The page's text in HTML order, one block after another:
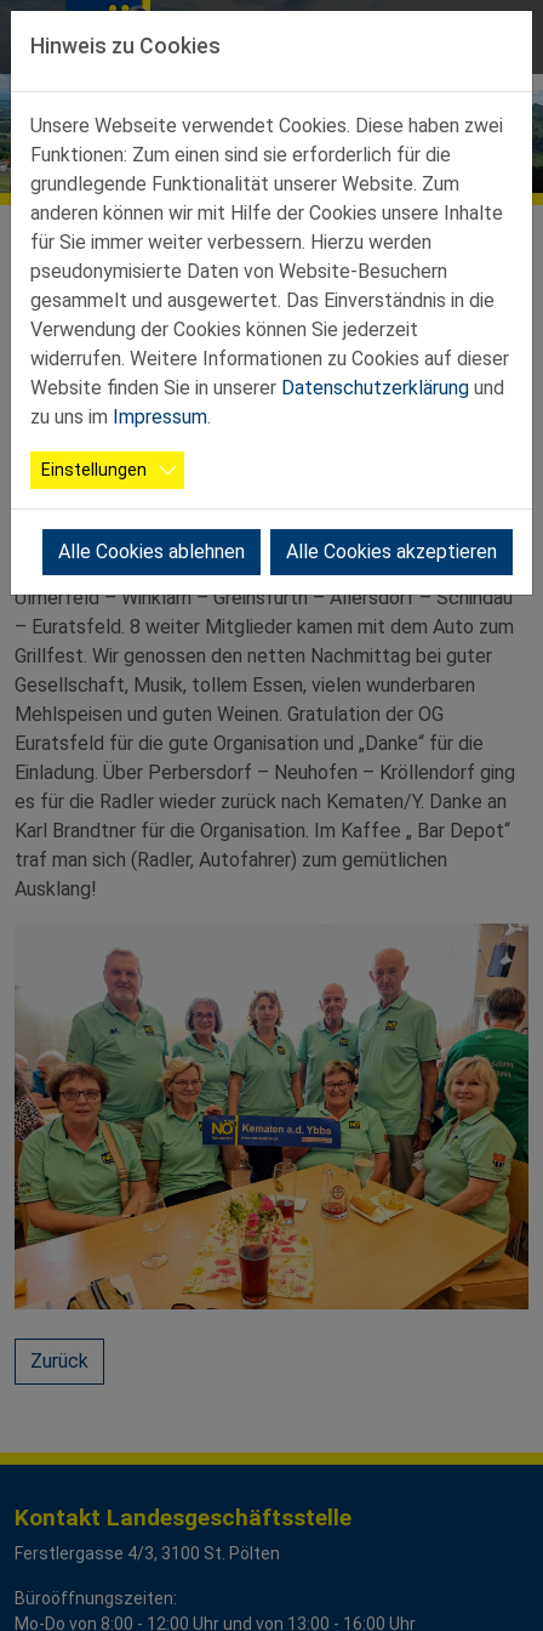
Direkt zur Hauptnavigation springen
Direkt zum Inhalt springen
Aktuelles
Grillfest in Euratsfeld
25.06.2026 Veranstaltung, Amstetten
Kematen/Ybbs
Grillfest der OG Euratsfeld Am 17. Juni 2026 folgten eine
Gruppe Senioren/Innen der Einladung der OG Euratsfeld zum
Grillfest. 12 sportliche Mitglieder fuhren mit dem E-Bike zu
der tollen Veranstaltung, ausgehend von Kematen –
Ulmerfeld – Winklarn – Greinsfurth – Allersdorf – Schindau
– Euratsfeld. 8 weiter Mitglieder kamen mit dem Auto zum
Grillfest. Wir genossen den netten Nachmittag bei guter
Gesellschaft, Musik, tollem Essen, vielen wunderbaren
Mehlspeisen und guten Weinen. Gratulation der OG
Euratsfeld für die gute Organisation und „Danke“ für die
Einladung. Über Perbersdorf – Neuhofen – Kröllendorf ging
es für die Radler wieder zurück nach Kematen/Y. Danke an
Karl Brandtner für die Organisation. Im Kaffee „ Bar Depot“
traf man sich (Radler, Autofahrer) zum gemütlichen
Ausklang!
Zurück
Kontakt Landesgeschäftsstelle
Ferstlergasse 4/3, 3100 St. Pölten
Büroöffnungszeiten:
Mo-Do von 8:00 - 12:00 Uhr und von 13:00 - 16:00 Uhr
Hinweis zu Cookies
Unsere Webseite verwendet Cookies. Diese haben zwei
Funktionen: Zum einen sind sie erforderlich für die
grundlegende Funktionalität unserer Website. Zum
anderen können wir mit Hilfe der Cookies unsere Inhalte
für Sie immer weiter verbessern. Hierzu werden
pseudonymisierte Daten von Website-Besuchern
gesammelt und ausgewertet. Das Einverständnis in die
Verwendung der Cookies können Sie jederzeit
widerrufen. Weitere Informationen zu Cookies auf dieser
Website finden Sie in unserer Datenschutzerklärung und
zu uns im Impressum.
Einstellungen
Alle Cookies ablehnen Alle Cookies akzeptieren